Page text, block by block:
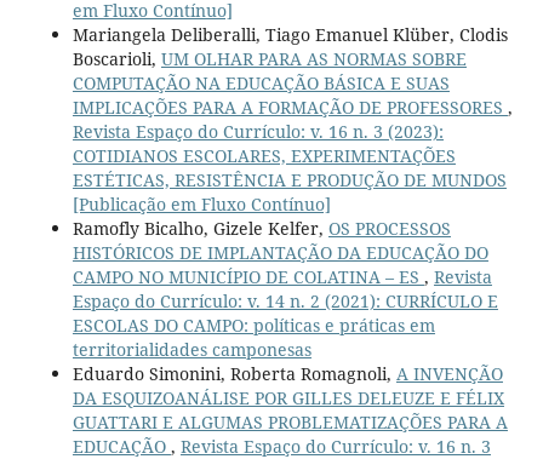
em Fluxo Contínuo]
Mariangela Deliberalli, Tiago Emanuel Klüber, Clodis
Boscarioli, UM OLHAR PARA AS NORMAS SOBRE
COMPUTAÇÃO NA EDUCAÇÃO BÁSICA E SUAS
IMPLICAÇÕES PARA A FORMAÇÃO DE PROFESSORES ,
Revista Espaço do Currículo: v. 16 n. 3 (2023):
COTIDIANOS ESCOLARES, EXPERIMENTAÇÕES
ESTÉTICAS, RESISTÊNCIA E PRODUÇÃO DE MUNDOS
[Publicação em Fluxo Contínuo]
Ramofly Bicalho, Gizele Kelfer, OS PROCESSOS
HISTÓRICOS DE IMPLANTAÇÃO DA EDUCAÇÃO DO
CAMPO NO MUNICÍPIO DE COLATINA – ES , Revista
Espaço do Currículo: v. 14 n. 2 (2021): CURRÍCULO E
ESCOLAS DO CAMPO: políticas e práticas em
territorialidades camponesas
Eduardo Simonini, Roberta Romagnoli, A INVENÇÃO
DA ESQUIZOANÁLISE POR GILLES DELEUZE E FÉLIX
GUATTARI E ALGUMAS PROBLEMATIZAÇÕES PARA A
EDUCAÇÃO , Revista Espaço do Currículo: v. 16 n. 3